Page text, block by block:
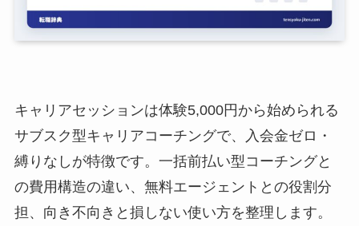
キャリアセッションは体験5,000円から始められる
サブスク型キャリアコーチングで、入会金ゼロ・
縛りなしが特徴です。一括前払い型コーチングと
の費用構造の違い、無料エージェントとの役割分
担、向き不向きと損しない使い方を整理します。